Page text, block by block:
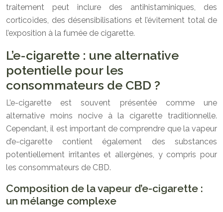
traitement peut inclure des antihistaminiques, des
corticoïdes, des désensibilisations et l’évitement total de
l’exposition à la fumée de cigarette.
L’e-cigarette : une alternative
potentielle pour les
consommateurs de CBD ?
L’e-cigarette est souvent présentée comme une
alternative moins nocive à la cigarette traditionnelle.
Cependant, il est important de comprendre que la vapeur
d’e-cigarette contient également des substances
potentiellement irritantes et allergènes, y compris pour
les consommateurs de CBD.
Composition de la vapeur d’e-cigarette :
un mélange complexe